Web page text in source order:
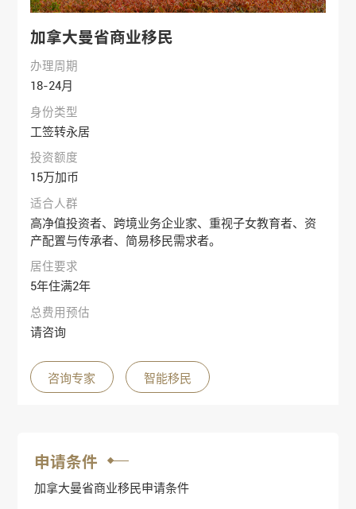
加拿大曼省商业移民
办理周期
18-24月
身份类型
工签转永居
投资额度
15万加币
适合人群
高净值投资者、跨境业务企业家、重视子女教育者、资
产配置与传承者、简易移民需求者。
居住要求
5年住满2年
总费用预估
请咨询
咨询专家 智能移民
申请条件
加拿大曼省商业移民申请条件